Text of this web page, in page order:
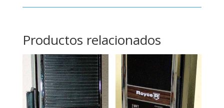
Productos relacionados